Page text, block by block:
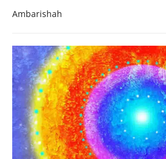
Ambarishah